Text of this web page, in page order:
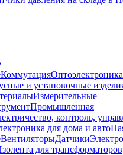
КоммутацияОптоэлектроника
и установочные
Измерительные
Промышленная
контроль,
для дома и авто
ВентиляторыДатчики
для трансформаторов